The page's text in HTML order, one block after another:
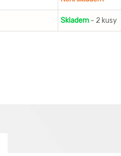
Skladem - 2 kusy